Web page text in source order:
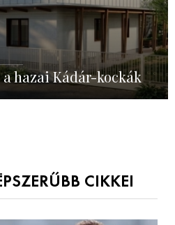
hazai Kádár-kockák
CIKKEI